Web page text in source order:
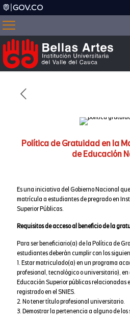
Política de Gratuidad en la
de Educación
Es una iniciativa del Gobierno Nacional
matrícula a estudiantes de pregrado en
Superior Públicas.
Requisitos de acceso al beneficio de la
Para ser beneficiario(a) de la Política de
estudiantes deberán cumplir con los
1. Estar matriculado(a) en un programa
profesional, tecnológico o universitario),
Educación Superior públicas relacionadas
registrado en el SNIES.
2. No tener título profesional universitario.
3. Demostrar la pertenencia a alguno de